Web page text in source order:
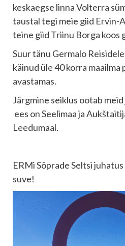
keskaegse linna Volterra
taustal tegi meie giid Ervin-
teine giid Triinu Borga koos
Suur tänu Germalo
käinud üle 40 korra maailma
avastamas.
Järgmine seiklus ootab
ees onSeelimaa ja
Leedumaal.
ERMi Sõprade Seltsi juhatus
suve!